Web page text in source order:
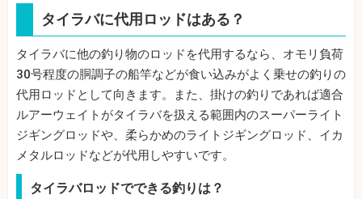
タイラバに代用ロッドはある？
タイラバに他の釣り物のロッドを代用するなら、オモリ負荷
30号程度の胴調子の船竿などが食い込みがよく乗せの釣りの
代用ロッドとして向きます。また、掛けの釣りであれば適合
ルアーウェイトがタイラバを扱える範囲内のスーパーライト
ジギングロッドや、柔らかめのライトジギングロッド、イカ
メタルロッドなどが代用しやすいです。
タイラバロッドでできる釣りは？